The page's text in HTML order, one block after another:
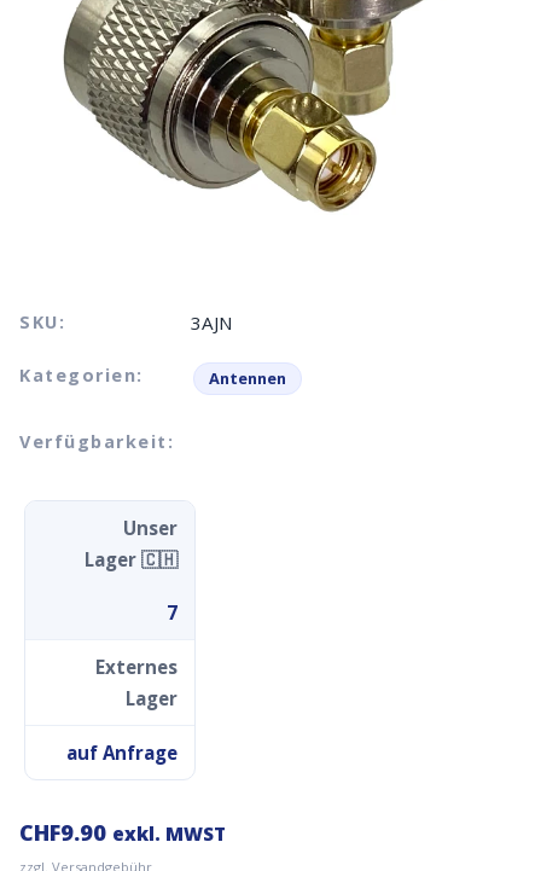
SKU: 3AJN
Kategorien: Antennen
Verfügbarkeit:
Unser
Lager 🇨🇭
7
Externes
Lager
auf Anfrage
CHF9.90 exkl. MWST
zzgl. Versandgebühr